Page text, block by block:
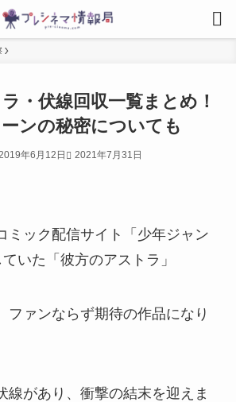
・伏線回収一覧まとめ！
ンの秘密についても
年6月12日 2021年7月31日
ミック配信サイト「少年ジャン
いた「彼方のアストラ」
ファンならず期待の作品になり
線があり、衝撃の結末を迎えま